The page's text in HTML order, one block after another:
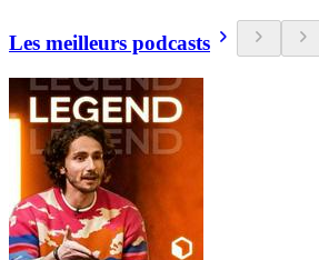
Les meilleurs podcasts